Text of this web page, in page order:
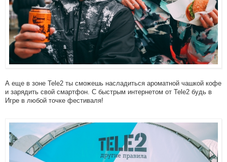
А еще в зоне Tele2 ты сможешь насладиться ароматной чашкой кофе
и зарядить свой смартфон. С быстрым интернетом от Tele2 будь в
Игре в любой точке фестиваля!